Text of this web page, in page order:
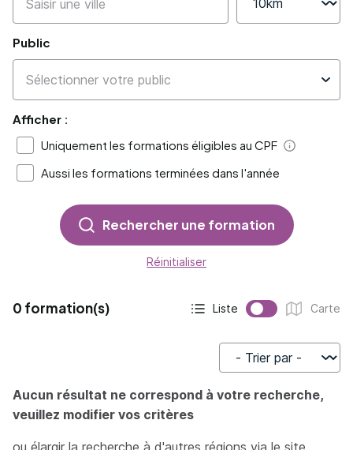
Public
Afficher :
Uniquement les formations éligibles au CPF
Aide
Aussi les formations terminées dans l'année
Rechercher une formation
Réinitialiser
0 formation(s)
Affichage actif :
Liste
Affichage :
Carte
Trier par
Aucun résultat ne correspond à votre recherche,
veuillez modifier vos critères
ou élargir la recherche à d'autres régions via le site